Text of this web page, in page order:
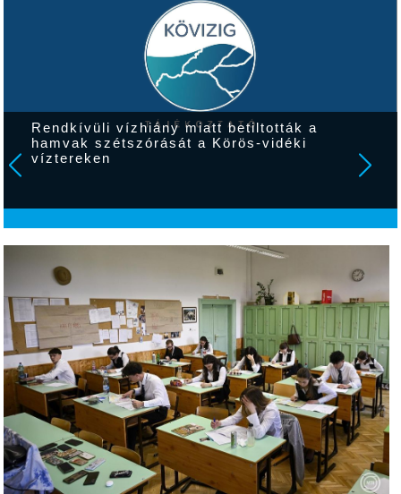
Rendkívüli vízhiány miatt betiltották a
hamvak szétszórását a Körös-vidéki
víztereken